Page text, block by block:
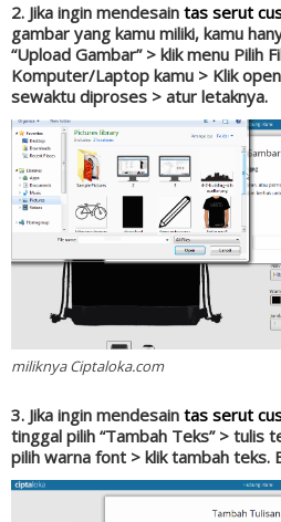
2. Jika ingin mendesain tas serut
gambar yang kamu miliki, kamu
“Upload Gambar” > klik menu Pilih
Komputer/Laptop kamu > Klik
sewaktu diproses > atur letaknya.
miliknya Ciptaloka.com
3. Jika ingin mendesain tas serut
tinggal pilih “Tambah Teks” > tulis
pilih warna font > klik tambah teks.